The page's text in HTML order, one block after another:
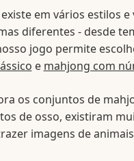
em vários estilos e
diferentes - desde
jogo permite
e mahjong com
os conjuntos de
de osso, existiram
imagens de